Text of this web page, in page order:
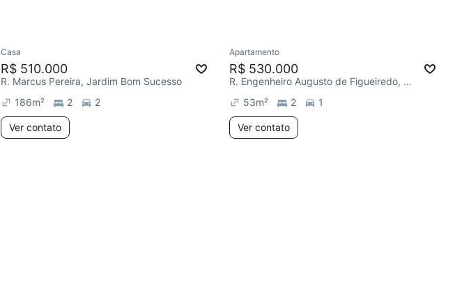
Chegou este mês
Casa
R$ 510.000
R. Marcus Pereira, Jardim Bom Sucesso
186m² 2 2
Ver contato
Redecorar
Apartamento
R$ 530.000
R. Engenheiro Augusto de Figueiredo, Jardim Bom Sucesso
53m² 2 1
Ver contato